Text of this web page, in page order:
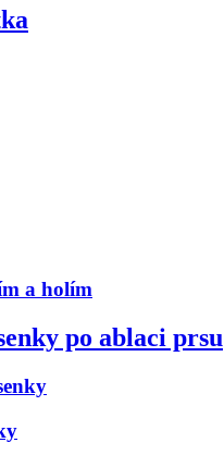
a holím
po ablaci prsu